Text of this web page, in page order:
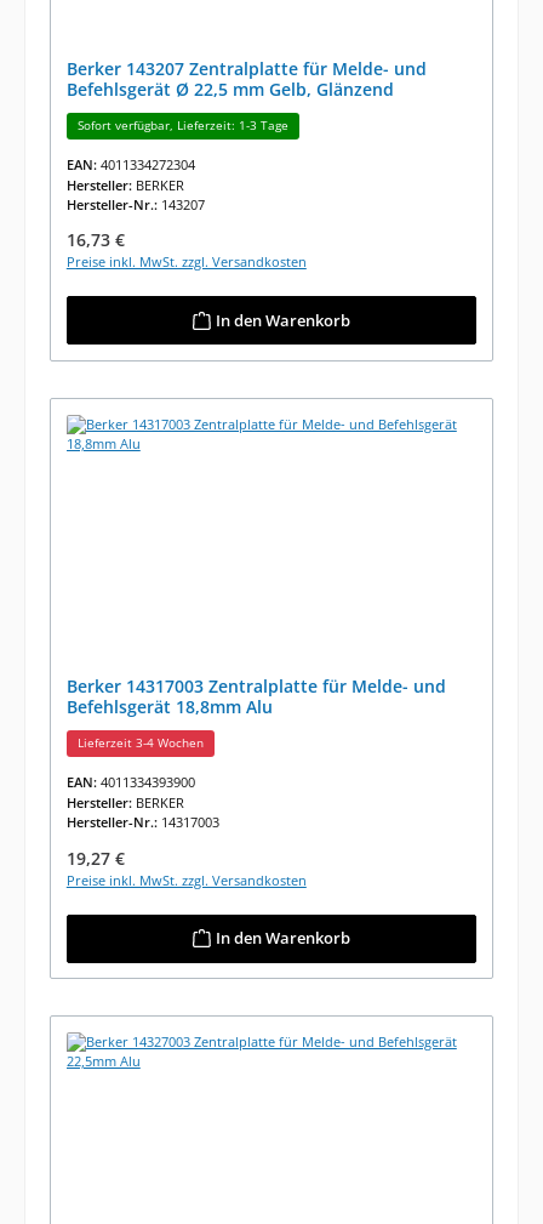
Berker 143207 Zentralplatte für Melde- und
Befehlsgerät Ø 22,5 mm Gelb, Glänzend
Sofort verfügbar, Lieferzeit: 1-3 Tage
EAN: 4011334272304
Hersteller: BERKER
Hersteller-Nr.: 143207
Regulärer Preis:
16,73 €
Preise inkl. MwSt. zzgl. Versandkosten
In den Warenkorb
Berker 14317003 Zentralplatte für Melde- und
Befehlsgerät 18,8mm Alu
Lieferzeit 3-4 Wochen
EAN: 4011334393900
Hersteller: BERKER
Hersteller-Nr.: 14317003
Regulärer Preis:
19,27 €
Preise inkl. MwSt. zzgl. Versandkosten
In den Warenkorb